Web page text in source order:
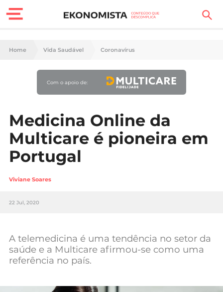
Finanças Pessoais
Motores
Carreira
Casa
Lifestyle
Sociedade
Mundial 2026
Home Vida Saudável Coronavírus
Com o apoio de:
Medicina Online da
Multicare é pioneira em
Portugal
Viviane Soares
22 Jul, 2020
A telemedicina é uma tendência no setor da
saúde e a Multicare afirmou-se como uma
referência no país.